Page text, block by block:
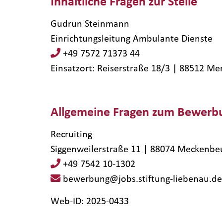
Gudrun Steinmann
Einrichtungsleitung Ambulante Dienste
+49 7572 71373 44
Einsatzort: Reiserstraße 18/3 | 88512​
Allgemeine Fragen zum
Recruiting
Siggenweilerstraße 11 | 88074
+49 7542 10-1302
bewerbung@jobs.stiftung-liebenau.de
Web-ID: 2025-0433